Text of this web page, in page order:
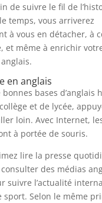
de suivre le fil de
temps, vous arriverez
à vous en détacher, à
et même à enrichir
en anglais
bonnes bases d’anglais
et de lycée,
loin. Avec Internet,
à portée de souris.
lire la presse
consulter des médias
suivre l’actualité
sport. Selon le même